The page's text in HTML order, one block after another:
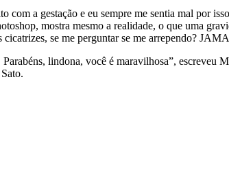
a gestação e eu sempre me sentia mal por
mostra mesmo a realidade, o que uma
se me perguntar se me arrependo?
lindona, você é maravilhosa”,